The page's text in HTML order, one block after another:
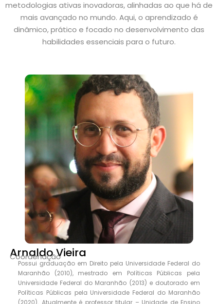
metodologias ativas inovadoras, alinhadas ao que há de
mais avançado no mundo. Aqui, o aprendizado é
dinâmico, prático e focado no desenvolvimento das
habilidades essenciais para o futuro.
Arnaldo Vieira
Coordenação
Possui graduação em Direito pela Universidade Federal do
Maranhão (2010), mestrado em Políticas Públicas pela
Universidade Federal do Maranhão (2013) e doutorado em
Políticas Públicas pela Universidade Federal do Maranhão
(2020). Atualmente é professor titular – Unidade de Ensino